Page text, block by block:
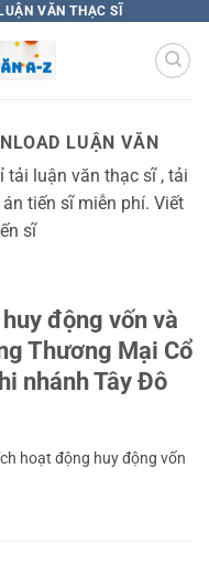
VĂN THẠC SĨ
LUẬN VĂN
tải luận văn thạc sĩ , tải
tiến sĩ miễn phí. Viết
sĩ
động vốn và
Thương Mại Cổ
nhánh Tây Đô
hoạt động huy động vốn